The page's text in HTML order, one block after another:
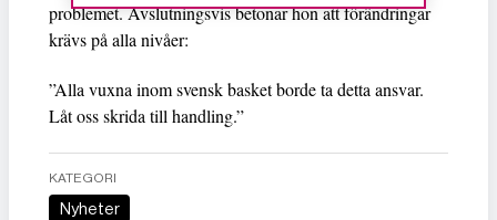
problemet. Avslutningsvis betonar hon att förändringar
krävs på alla nivåer:
”Alla vuxna inom svensk basket borde ta detta ansvar.
Låt oss skrida till handling.”
KATEGORI
Nyheter